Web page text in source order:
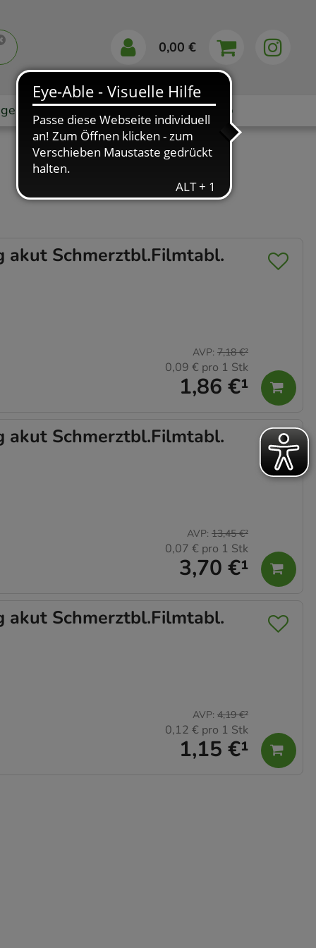
0,00 €
Markenshops Ratgeber App
akut Schmerztbl.Filmtabl.
1,86 €¹
AVP: 7,18 €²
0,09 € pro 1 Stk
akut Schmerztbl.Filmtabl.
3,70 €¹
AVP: 13,45 €²
0,07 € pro 1 Stk
akut Schmerztbl.Filmtabl.
1,15 €¹
AVP: 4,19 €²
0,12 € pro 1 Stk